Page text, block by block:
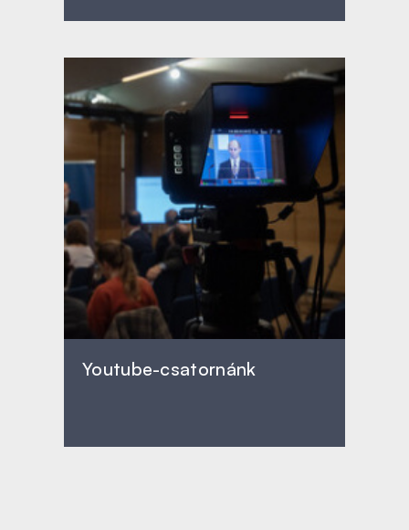
Youtube-csatornánk